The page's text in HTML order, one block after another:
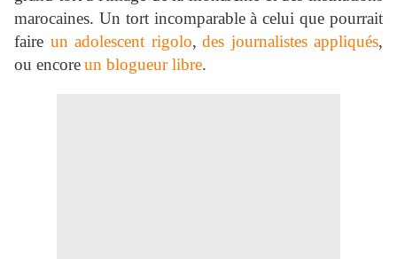
marocaines. Un tort incomparable à celui que pourrait
faire un adolescent rigolo, des journalistes appliqués,
ou encoreun blogueur libre.